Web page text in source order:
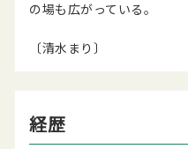
の場も広がっている。
〔清水まり〕
経歴